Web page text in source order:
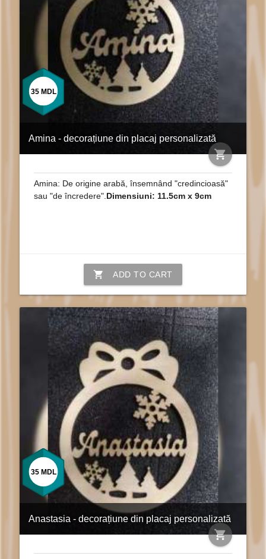
Amina - decorațiune din placaj personalizată
shopping_cart
35 MDL
Amina: De origine arabă, însemnând "credincioasă"
sau "de încredere". Dimensiuni: 11.5cm x 9cm
shopping_cart ADD TO CART
Anastasia - decorațiune din placaj personalizată
shopping_cart
35 MDL